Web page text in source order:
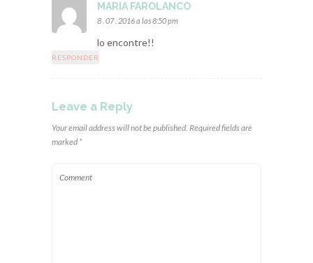
MARIA FAROLANCO
8 . 07 . 2016 a las 8:50 pm
lo encontre!!
RESPONDER
Leave a Reply
Your email address will not be published. Required fields are
marked *